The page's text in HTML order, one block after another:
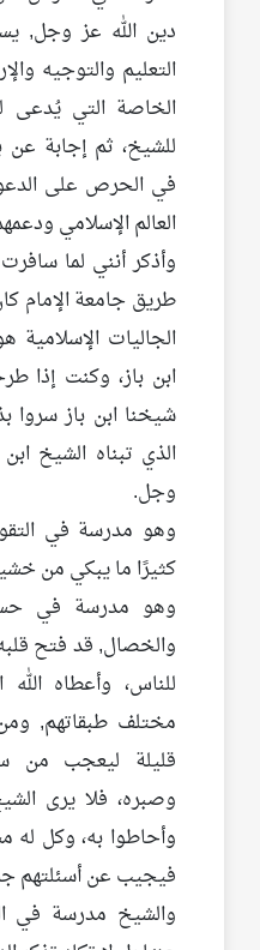
دين الله عز وجل,
التعليم والتوجيه
الخاصة التي يُدعى
للشيخ، ثم إجابة
في الحرص على
العالم الإسلامي
وأذكر أنني لما
طريق جامعة الإمام
الجاليات
ابن باز، وكنت إذا
شيخنا ابن باز سروا
الذي تبناه الشيخ
وجل.
وهو مدرسة في
كثيرًا ما يبكي من
وهو مدرسة في
والخصال, قد فتح
للناس، وأعطاه
مختلف طبقاتهم,
قليلة ليعجب من
وصبره، فلا يرى
وأحاطوا به، وكل له
فيجيب عن أسئلتهم
والشيخ مدرسة في